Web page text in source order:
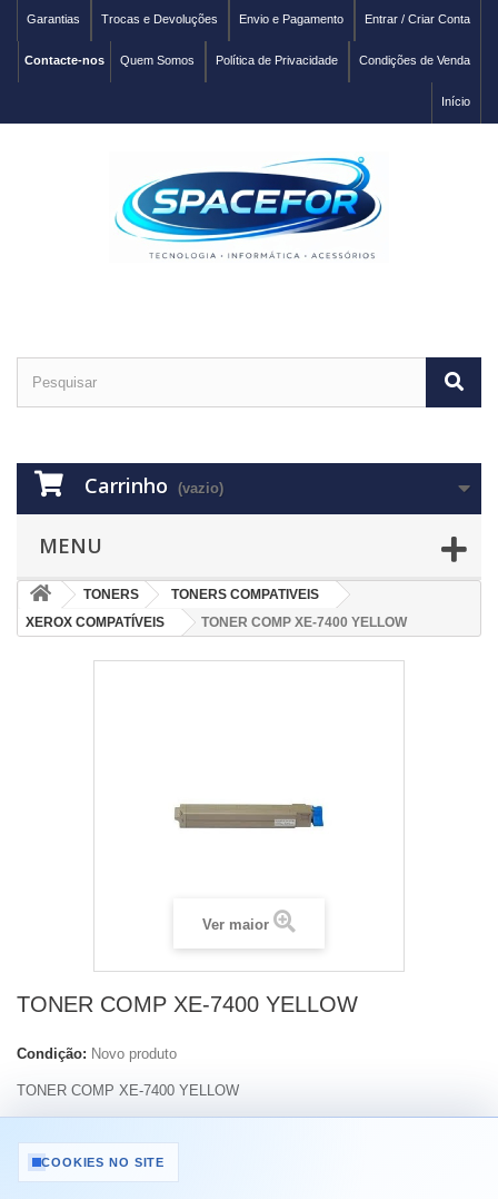
Entrar / Criar Conta
Envio e Pagamento
Trocas e Devoluções
Garantias
Condições de Venda
Política de Privacidade
Quem Somos
Contacte-nos
Início
Carrinho (vazio)
MENU
TONERS
TONERS COMPATIVEIS
XEROX COMPATÍVEIS
TONER COMP XE-7400 YELLOW
Ver maior
TONER COMP XE-7400 YELLOW
Condição: Novo produto
TONER COMP XE-7400 YELLOW
Imprimir
COOKIES NO SITE